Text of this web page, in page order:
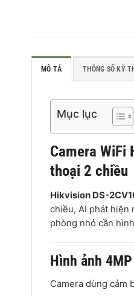
MÔ TẢ THÔNG SỐ KỸ
Mục lục
Camera WiFi
thoại 2 chiều
Hikvision DS-
chiều, AI phát hiện
phòng nhỏ cần
Hình ảnh
Camera dùng cảm